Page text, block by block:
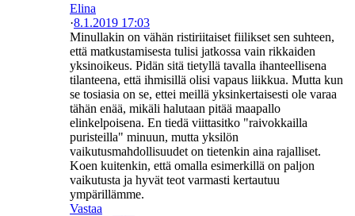
Elina
·8.1.2019 17:03
Minullakin on vähän ristiriitaiset fiilikset sen suhteen,
että matkustamisesta tulisi jatkossa vain rikkaiden
yksinoikeus. Pidän sitä tietyllä tavalla ihanteellisena
tilanteena, että ihmisillä olisi vapaus liikkua. Mutta kun
se tosiasia on se, ettei meillä yksinkertaisesti ole varaa
tähän enää, mikäli halutaan pitää maapallo
elinkelpoisena. En tiedä viittasitko "raivokkailla
puristeilla" minuun, mutta yksilön
vaikutusmahdollisuudet on tietenkin aina rajalliset.
Koen kuitenkin, että omalla esimerkillä on paljon
vaikutusta ja hyvät teot varmasti kertautuu
ympärillämme.
Vastaa